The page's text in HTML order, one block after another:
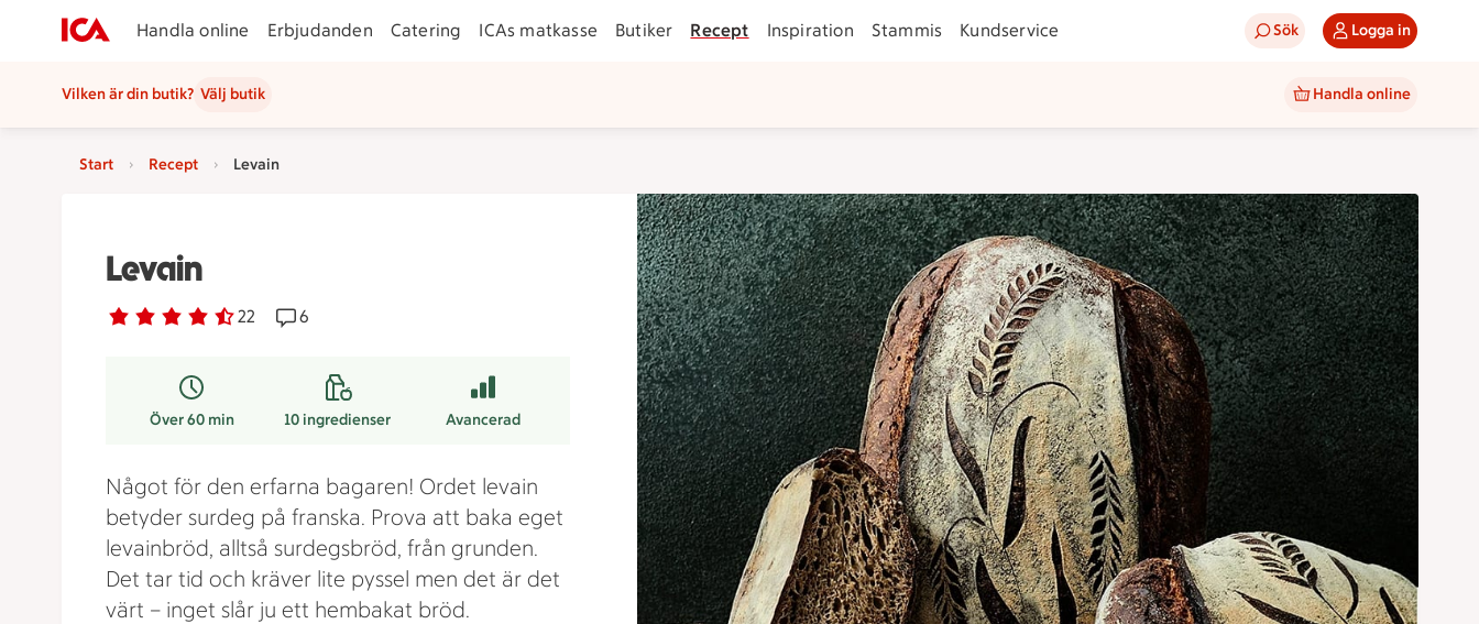
Handla online Erbjudanden Catering ICAs matkasse Butiker Recept Inspiration Stammis Kundservice Sök Logga in
Vilken är din butik? Välj butik Handla online
Start Recept Levain
Levain
Betyg 4.3 av 5. 22
22 personer har röstatReceptet har 6 kommentarer
6
Över 60 min 10ingredienser Avancerad
Något för den erfarna bagaren! Ordet levain
betyder surdeg på franska. Prova att baka eget
levainbröd, alltså surdegsbröd, från grunden.
Det tar tid och kräver lite pyssel men det är det
värt – inget slår ju ett hembakat bröd.